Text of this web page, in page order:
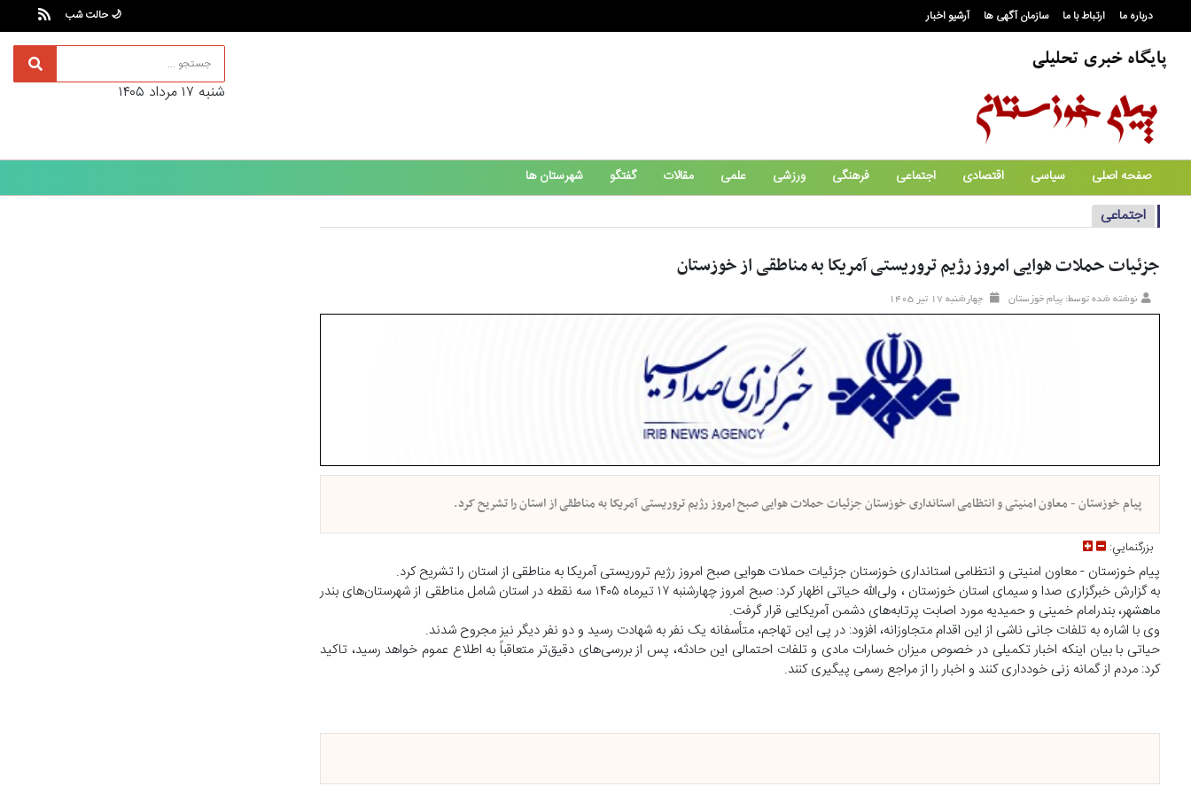
درباره ما ارتباط با ما سازمان آگهی ها آرشیو اخبار 🌙 حالت شب
شنبه ۱۷ مرداد ۱۴۰۵
صفحه اصلی سیاسی اقتصادی اجتماعی فرهنگی ورزشی علمی مقالات گفتگو شهرستان ها
اجتماعی
جزئیات حملات هوایی امروز رژیم تروریستی آمریکا به مناطقی از خوزستان
نوشته شده توسط: پیام خوزستان چهارشنبه ۱۷ تير ۱۴۰۵
پیام خوزستان - معاون امنیتی و انتظامی استانداری خوزستان جزئیات حملات هوایی صبح امروز رژیم تروریستی آمریکا به مناطقی از استان را تشریح کرد.
بزرگنمايي:
پیام خوزستان - معاون امنیتی و انتظامی استانداری خوزستان جزئیات حملات هوایی صبح امروز رژیم تروریستی آمریکا به مناطقی از استان را تشریح کرد.
به گزارش خبرگزاری صدا و سیمای استان خوزستان ، ولی‌الله حیاتی اظهار کرد: صبح امروز چهارشنبه ۱۷ تیرماه ۱۴۰۵ سه نقطه در استان شامل مناطقی از شهرستان‌های بندر
ماهشهر، بندرامام خمینی و حمیدیه مورد اصابت پرتابه‌های دشمن آمریکایی قرار گرفت.
وی با اشاره به تلفات جانی ناشی از این اقدام متجاوزانه، افزود: در پی این تهاجم، متأسفانه یک نفر به شهادت رسید و دو نفر دیگر نیز مجروح شدند.
حیاتی با بیان اینکه اخبار تکمیلی در خصوص میزان خسارات مادی و تلفات احتمالی این حادثه، پس از بررسی‌های دقیق‌تر متعاقباً به اطلاع عموم خواهد رسید، تاکید
کرد: مردم از گمانه زنی خودداری کنند و اخبار را از مراجع رسمی پیگیری کنند.